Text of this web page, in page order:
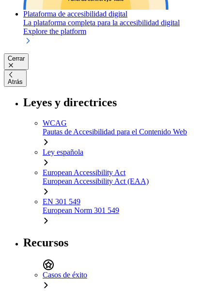
Plataforma de accesibilidad digital
La plataforma completa para la accesibilidad digital
Explore the platform
Cerrar
Atrás
Leyes y directrices
WCAG
Pautas de Accesibilidad para el Contenido Web
Ley española
European Accessibility Act
European Accessibility Act (EAA)
EN 301 549
European Norm 301 549
Recursos
Casos de éxito